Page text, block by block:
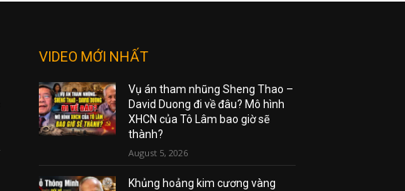
VIDEO MỚI NHẤT
Vụ án tham nhũng Sheng Thao –
David Duong đi về đâu? Mô hình
XHCN của Tô Lâm bao giờ sẽ
thành?
August 5, 2026
Khủng hoảng kim cương vàng